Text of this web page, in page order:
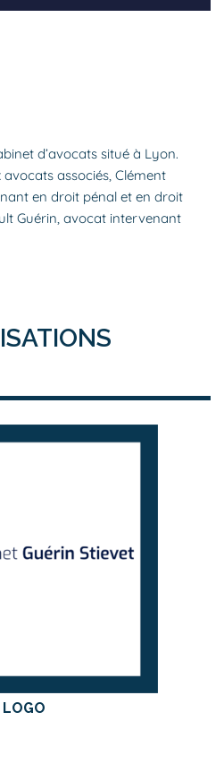
d’avocats situé à Lyon.
associés, Clément
en droit pénal et en droit
Guérin, avocat intervenant
LOGO